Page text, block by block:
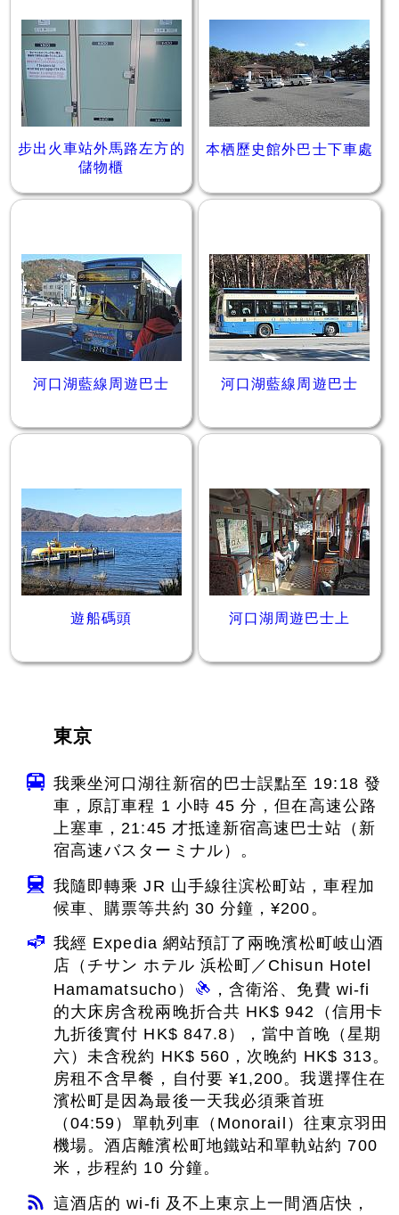
步出火車站外馬路左方的
儲物櫃
本栖歷史館外巴士下車處
河口湖藍線周遊巴士 河口湖藍線周遊巴士
遊船碼頭 河口湖周遊巴士上
東京
我乘坐河口湖往新宿的巴士誤點至 19:18 發
車，原訂車程 1 小時 45 分，但在高速公路
上塞車，21:45 才抵達新宿高速巴士站（新
宿高速バスターミナル）。
我隨即轉乘 JR 山手線往滨松町站，車程加
候車、購票等共約 30 分鐘，¥200。
我經 Expedia 網站預訂了兩晚濱松町岐山酒
店（チサン ホテル 浜松町／Chisun Hotel
Hamamatsucho）
，含衛浴、免費 wi-fi
的大床房含稅兩晚折合共 HK$ 942（信用卡
九折後實付 HK$ 847.8），當中首晚（星期
六）未含稅約 HK$ 560，次晚約 HK$ 313。
房租不含早餐，自付要 ¥1,200。我選擇住在
濱松町是因為最後一天我必須乘首班
（04:59）單軌列車（Monorail）往東京羽田
機場。酒店離濱松町地鐵站和單軌站約 700
米，步程約 10 分鐘。
這酒店的 wi-fi 及不上東京上一間酒店快，